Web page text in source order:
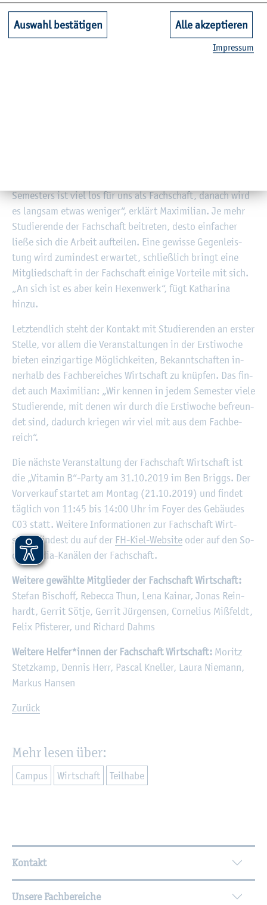
hen. Man berät und un­ter­stützt sich, gibt Kom­mi­li­
ton*innen wert­vol­le Tipps für die Be­wäl­ti­gung von Prü­
fun­gen mit auf den Weg. „Ger­rit Sötje aus un­se­rer Fach­
Se­mes­ters ist viel los für uns als Fach­schaft, da­nach wird
es lang­sam etwas we­ni­ger“, er­klärt Ma­xi­mi­li­an. Je mehr
Stu­die­ren­de der Fach­schaft bei­tre­ten, desto ein­fa­cher
ließe sich die Ar­beit auf­tei­len. Eine ge­wis­se Ge­gen­leis­
tung wird zu­min­dest er­war­tet, schlie­ß­lich bringt eine
Mit­glied­schaft in der Fach­schaft ei­ni­ge Vor­tei­le mit sich.
„An sich ist es aber kein He­xen­werk“, fügt Ka­tha­ri­na
hinzu.
Letzt­end­lich steht der Kon­takt mit Stu­die­ren­den an ers­ter
Stel­le, vor allem die Ver­an­stal­tun­gen in der Er­sti­wo­che
bie­ten ein­zig­ar­ti­ge Mög­lich­kei­ten, Be­kannt­schaf­ten in­
ner­halb des Fach­be­rei­ches Wirt­schaft zu knüp­fen. Das fin­
det auch Ma­xi­mi­li­an: „Wir ken­nen in jedem Se­mes­ter viele
Stu­die­ren­de, mit denen wir durch die Er­sti­wo­che be­freun­
det sind, da­durch krie­gen wir viel mit aus dem Fach­be­
reich“.
Die nächs­te Ver­an­stal­tung der Fach­schaft Wirt­schaft ist
die „Vit­amin B“-Party am 31.10.2019 im Ben Briggs. Der
Vor­ver­kauf star­tet am Mon­tag (21.10.2019) und fin­det
täg­lich von 11:45 bis 14:00 Uhr im Foyer des Ge­bäu­des
C03 statt. Wei­te­re In­for­ma­tio­nen zur Fach­schaft Wirt­
schaft fin­dest du auf der FH-Kiel-Web­site oder auf den So­
ci­al Media-Ka­nä­len der Fach­schaft.
Wei­te­re ge­wähl­te Mit­glie­der der Fach­schaft Wirt­schaft:
Ste­fan Bi­schoff, Re­bec­ca Thun, Lena Kai­nar, Jonas Rein­
hardt, Ger­rit Sötje, Ger­rit Jür­gen­sen, Cor­ne­li­us Miß­feldt,
Felix Pfis­te­rer, und Ri­chard Dahms
Wei­te­re Hel­fer*innen der Fach­schaft Wirt­schaft: Mo­ritz
Stetz­kamp, Den­nis Herr, Pas­cal Knel­ler, Laura Nie­mann,
Mar­kus Han­sen
Zu­rück
Mehr lesen über:
Cam­pus Wirt­schaft Teil­ha­be
Wei­ter­füh­ren­de In­for­ma­tio­nen
Kontakt
Unsere Fachbereiche
Auswahl bestätigen Alle akzeptieren
Im­pres­sum